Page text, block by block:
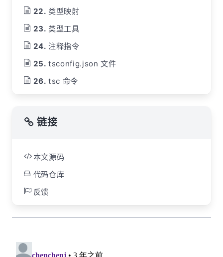
类型映射
类型工具
注释指令
tsconfig.json 文件
tsc 命令
链接
本文源码
代码仓库
反馈